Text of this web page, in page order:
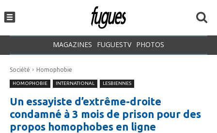
MAGAZINES FUGUESTV PHOTOS
Société Homophobie
HOMOPHOBIE INTERNATIONAL LESBIENNES
Un essayiste d’extrême-droite
condamné à 3 mois de prison pour des
propos homophobes en ligne